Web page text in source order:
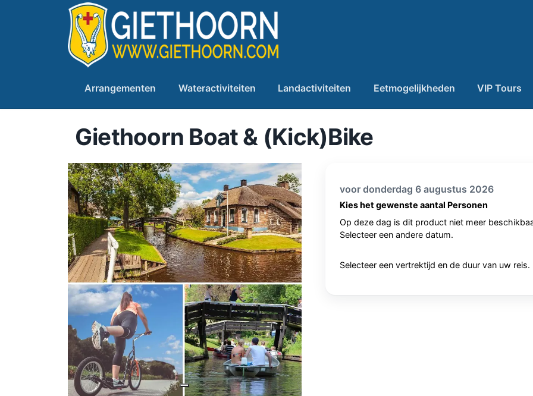
Arrangementen Wateractiviteiten Landactiviteiten Eetmogelijkheden VIP Tours
Giethoorn Boat & (Kick)Bike
voor donderdag 6 augustus 2026
Kies het gewenste aantal Personen
Op deze dag is dit product niet meer
Selecteer een andere datum.
Selecteer een vertrektijd en de duur van uw reis.